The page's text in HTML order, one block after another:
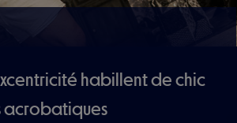
habillent de chic
acrobatiques